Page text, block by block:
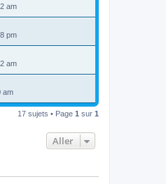
am
pm
am
am
17 sujets • Page 1 sur 1
Aller